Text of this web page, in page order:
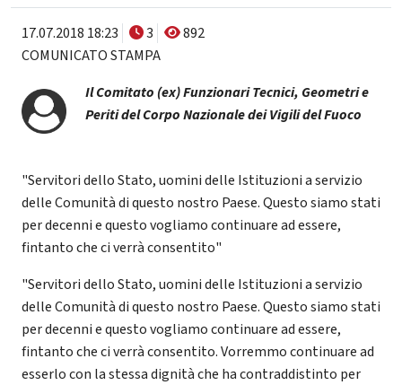
17.07.2018 18:23 3
892
COMUNICATO STAMPA
Il Comitato (ex) Funzionari Tecnici, Geometri e
Periti del Corpo Nazionale dei Vigili del Fuoco
"Servitori dello Stato, uomini delle Istituzioni a servizio
delle Comunità di questo nostro Paese. Questo siamo stati
per decenni e questo vogliamo continuare ad essere,
fintanto che ci verrà consentito"
"Servitori dello Stato, uomini delle Istituzioni a servizio
delle Comunità di questo nostro Paese. Questo siamo stati
per decenni e questo vogliamo continuare ad essere,
fintanto che ci verrà consentito. Vorremmo continuare ad
esserlo con la stessa dignità che ha contraddistinto per